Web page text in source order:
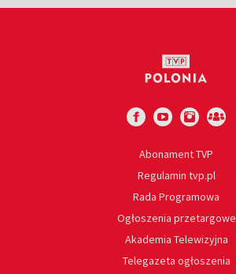
Abonament TVP
Regulamin tvp.pl
Rada Programowa
Ogłoszenia przetargowe
Akademia Telewizyjna
Telegazeta ogłoszenia